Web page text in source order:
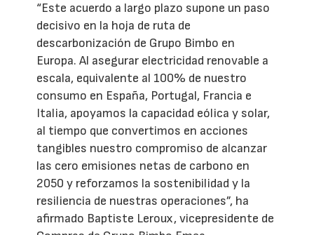
“Este acuerdo a largo plazo supone un paso
decisivo en la hoja de ruta de
descarbonización de Grupo Bimbo en
Europa. Al asegurar electricidad renovable a
escala, equivalente al 100% de nuestro
consumo en España, Portugal, Francia e
Italia, apoyamos la capacidad eólica y solar,
al tiempo que convertimos en acciones
tangibles nuestro compromiso de alcanzar
las cero emisiones netas de carbono en
2050 y reforzamos la sostenibilidad y la
resiliencia de nuestras operaciones”, ha
afirmado Baptiste Leroux, vicepresidente de